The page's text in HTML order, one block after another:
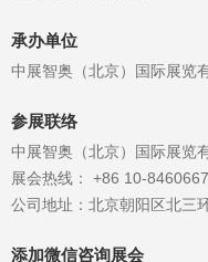
承办单位
中展智奥（北京）国际展览
参展联络
中展智奥（北京）国际展览
展会热线： +86 10-
公司地址：北京朝阳区北三
添加微信咨询展会